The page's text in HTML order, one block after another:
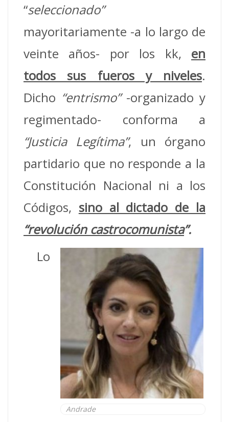
“seleccionado”
mayoritariamente -a lo largo de
veinte años- por los kk, en
todos sus fueros y niveles.
Dicho “entrismo”-organizado y
regimentado- conforma a
“Justicia Legítima”, un órgano
partidario que no responde a la
Constitución Nacional ni a los
Códigos, sino al dictado de la
“revolución castrocomunista”.
Andrade
Lo